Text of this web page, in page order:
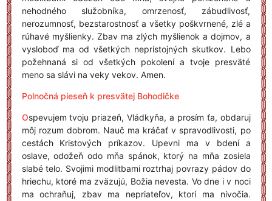
nehodného služobníka, omrzenosť, zábudlivosť,
nerozumnosť, bezstarostnosť a všetky poškvrnené, zlé a
rúhavé myšlienky. Zbav ma zlých myšlienok a dojmov, a
vysloboď ma od všetkých neprístojných skutkov. Lebo
požehnaná si od všetkých pokolení a tvoje presväté
meno sa slávi na veky vekov. Amen.
Polnočná pieseň k presvätej Bohodičke
Ospevujem tvoju priazeň, Vládkyňa, a prosím ťa, obdaruj
môj rozum dobrom. Nauč ma kráčať v spravodlivosti, po
cestách Kristových príkazov. Upevni ma v bdení a
oslave, odožeň odo mňa spánok, ktorý na mňa zosiela
slabé telo. Svojimi modlitbami roztrhaj povrazy pádov do
hriechu, ktoré ma zväzujú, Božia nevesta. Vo dne i v noci
ma ochraňuj, zbav ma nepriateľov, ktorí ma nivočia.